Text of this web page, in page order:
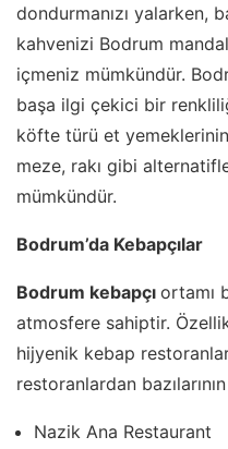
dondurmanızı yalarken,
kahvenizi Bodrum
içmeniz mümkündür.
başa ilgi çekici bir
köfte türü et
meze, rakı gibi
mümkündür.
Bodrum’da Kebapçılar
Bodrum kebapçı ortamı
atmosfere sahiptir.
hijyenik kebap
restoranlardan
Nazik Ana Restaurant